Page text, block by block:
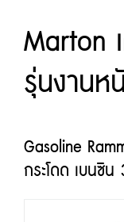
Marton
รุ่นงานห
Gasoline
กระโดด เบนซิ